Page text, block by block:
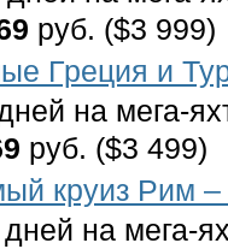
руб. ($3 999)
Греция и
на мега-
руб. ($3 499)
круиз Рим
дней на мега-